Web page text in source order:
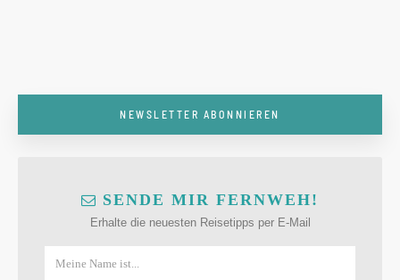
NEWSLETTER ABONNIEREN
SENDE MIR FERNWEH!
Erhalte die neuesten Reisetipps per E-Mail